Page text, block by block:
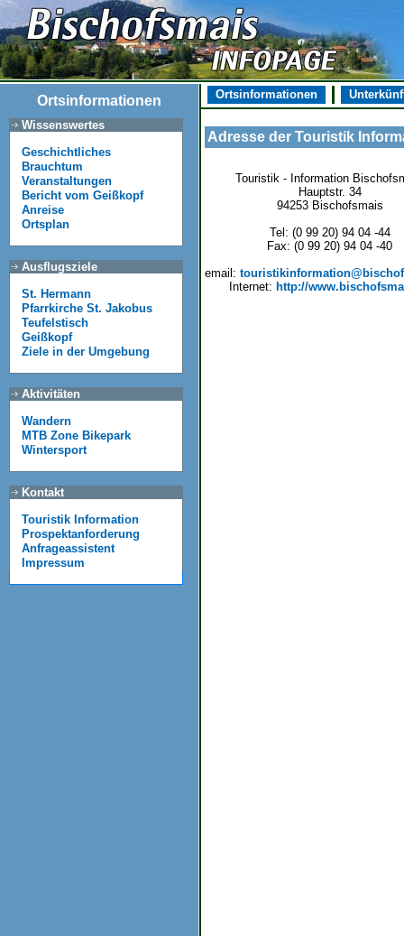
Ortsinformationen
Wissenswertes
Geschichtliches
Brauchtum
Veranstaltungen
Bericht vom Geißkopf
Anreise
Ortsplan
Ausflugsziele
St. Hermann
Pfarrkirche St. Jakobus
Teufelstisch
Geißkopf
Ziele in der Umgebung
Aktivitäten
Wandern
MTB Zone Bikepark
Wintersport
Kontakt
Touristik Information
Prospektanforderung
Anfrageassistent
Impressum
Ortsinformationen
Adresse der Touristik
Touristik - Information
Hauptstr. 34
94253 Bischofsmais
Tel: (0 99 20) 94 04 -44
Fax: (0 99 20) 94 04 -40
email:
Internet: http://